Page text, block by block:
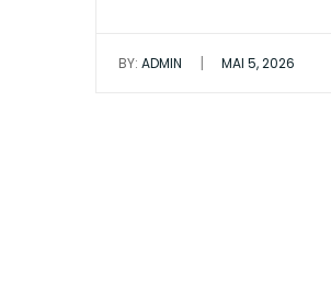
BY: ADMIN | MAI 5, 2026